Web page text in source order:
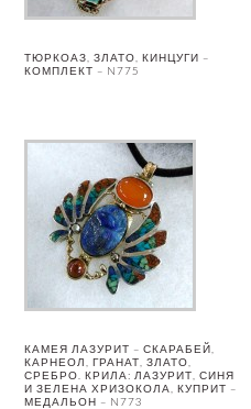
ТЮРКОАЗ, ЗЛАТО, КИНЦУГИ –
КОМПЛЕКТ – N775
КАМЕЯ ЛАЗУРИТ – СКАРАБЕЙ,
КАРНЕОЛ, ГРАНАТ, ЗЛАТО,
СРЕБРО. КРИЛА: ЛАЗУРИТ, СИНЯ
И ЗЕЛЕНА ХРИЗОКОЛА, КУПРИТ –
МЕДАЛЬОН – N773